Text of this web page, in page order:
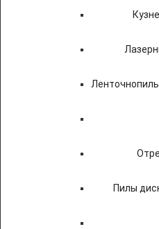
Пилы